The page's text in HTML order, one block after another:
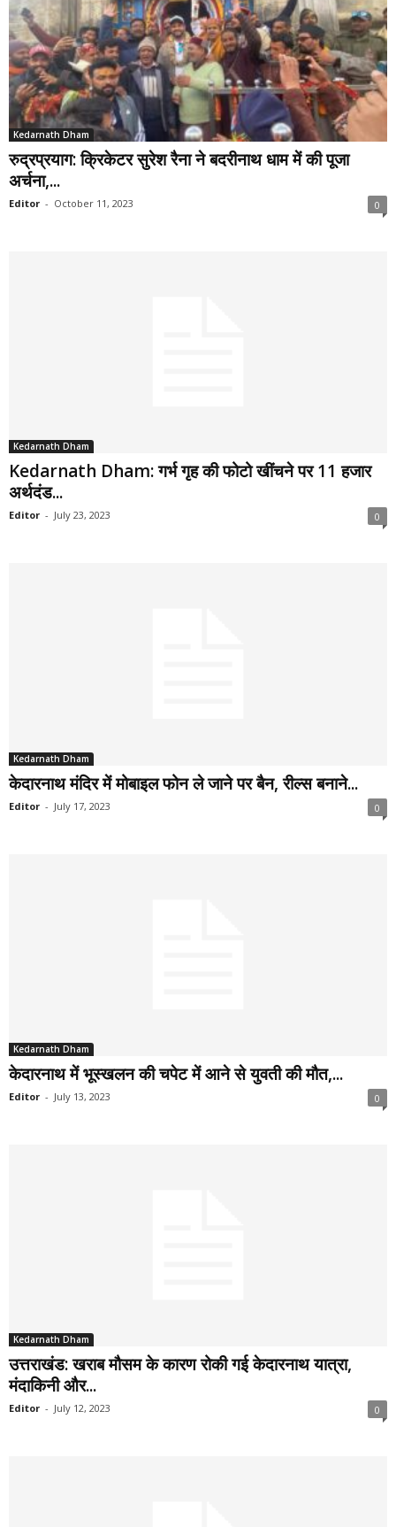
Kedarnath Dham
रुद्रप्रयाग: क्रिकेटर सुरेश रैना ने बदरीनाथ धाम में की पूजा
अर्चना,...
Editor - October 11, 2023 0
Kedarnath Dham
Kedarnath Dham: गर्भ गृह की फोटो खींचने पर 11 हजार
अर्थदंड...
Editor - July 23, 2023 0
Kedarnath Dham
केदारनाथ मंदिर में मोबाइल फोन ले जाने पर बैन, रील्स बनाने...
Editor - July 17, 2023 0
Kedarnath Dham
केदारनाथ में भूस्खलन की चपेट में आने से युवती की मौत,...
Editor - July 13, 2023 0
Kedarnath Dham
उत्तराखंड: खराब मौसम के कारण रोकी गई केदारनाथ यात्रा,
मंदाकिनी और...
Editor - July 12, 2023 0